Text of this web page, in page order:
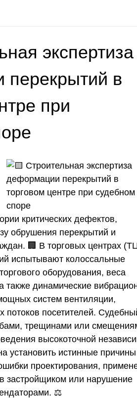
экспертиза
в
при
критических дефектов,
обрушения перекрытий и
🏢 В торговых центрах
испытывают колоссальные
оборудования, веса
также динамические
систем вентиляции,
потоков посетителей.
трещинами или
высокоточной
установить истинные причины
проектирования,
застройщиком или нарушение
⚖️